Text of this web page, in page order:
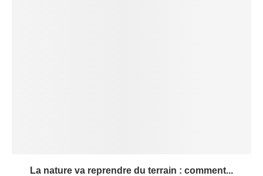
La nature va reprendre du terrain : comment...